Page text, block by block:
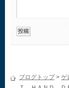
ブログトップ> ゲ